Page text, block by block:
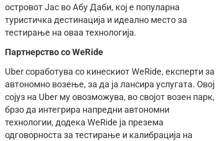
островот Јас во Абу Даби, кој е популарна
туристичка дестинација и идеално место за
тестирање на оваа технологија.
Партнерство со WeRide
Uber соработува со кинескиот WeRide, експерти за
автономно возење, за да ја лансира услугата. Овој
сојуз на Uber му овозможува, во својот возен парк,
брзо да интегрира напредни автономни
технологии, додека WeRide ја презема
одговорноста за тестирање и калибрација на